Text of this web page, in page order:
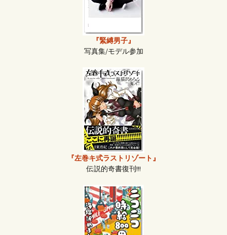
『緊縛男子』
写真集/モデル参加
『左巻キ式ラストリゾート』
伝説的奇書復刊!!!